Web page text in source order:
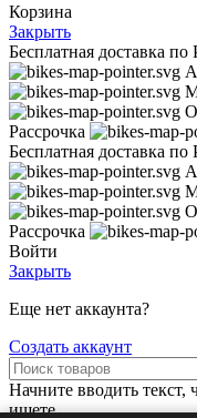
Корзина
Закрыть
Бесплатная доставка
Рассрочка
Бесплатная доставка
Рассрочка
Войти
Закрыть
Еще нет аккаунта?
Создать аккаунт
Начните вводить
ищете.